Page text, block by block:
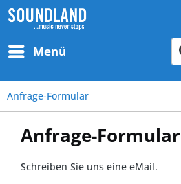
Menü
Anfrage-Formular
Anfrage-Formular
Schreiben Sie uns eine eMail.